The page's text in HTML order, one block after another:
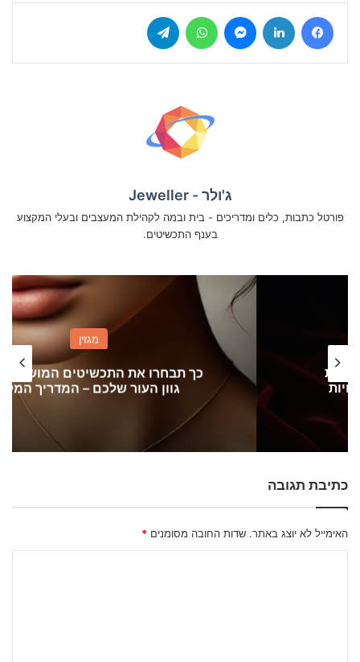
Facebook
LinkedIn
Messenger
WhatsApp
ג'ולר - Jeweller
פורטל כתבות, כלים ומדריכים - בית ובמה לקהילת המעצבים ובעלי המקצוע
בענף התכשיטים.
כך תבחרו את התכשיטים המושלמים לפי
גוון העור שלכם – המדריך המלא
כתיבת תגובה
האימייל לא יוצג באתר. שדות החובה מסומנים *